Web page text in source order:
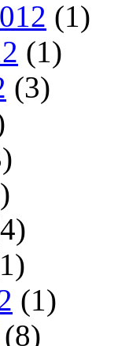
(1)
(1)
(3)
(1)
(8)